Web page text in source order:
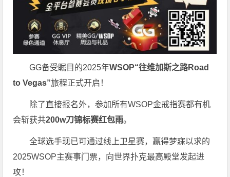
GG备受瞩目的2025年WSOP“往维加斯之路Road
to Vegas”旅程正式开启！
除了直接报名外，参加所有WSOP金戒指赛都有机
会斩获共200w刀锦标赛红包雨。
全球选手现已可通过线上卫星赛，赢得梦寐以求的
2025WSOP主赛事门票，向世界扑克最高殿堂发起进
攻！